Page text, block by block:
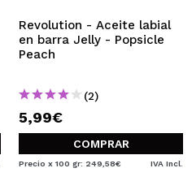
Revolution - Aceite labial
en barra Jelly - Popsicle
Peach
(2)
5,99€
COMPRAR
Precio x 100 gr: 249,58€ IVA Incl.